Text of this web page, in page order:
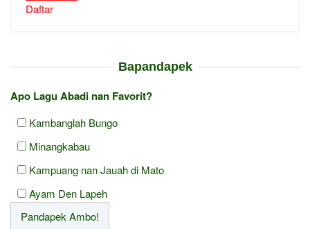
Daftar
Bapandapek
Apo Lagu Abadi nan Favorit?
Kambanglah Bungo
Minangkabau
Kampuang nan Jauah di Mato
Ayam Den Lapeh